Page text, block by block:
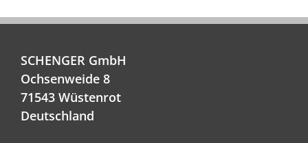
SCHENGER GmbH
Ochsenweide 8
71543 Wüstenrot
Deutschland